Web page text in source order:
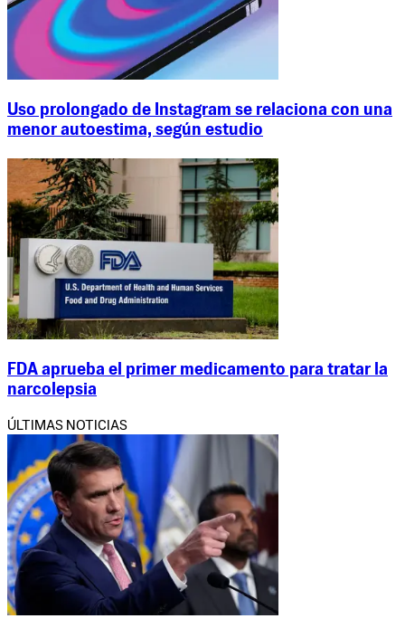
Uso prolongado de Instagram se relaciona con una
menor autoestima, según estudio
FDA aprueba el primer medicamento para tratar la
narcolepsia
ÚLTIMAS NOTICIAS